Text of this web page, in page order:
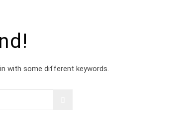
with some different keywords.